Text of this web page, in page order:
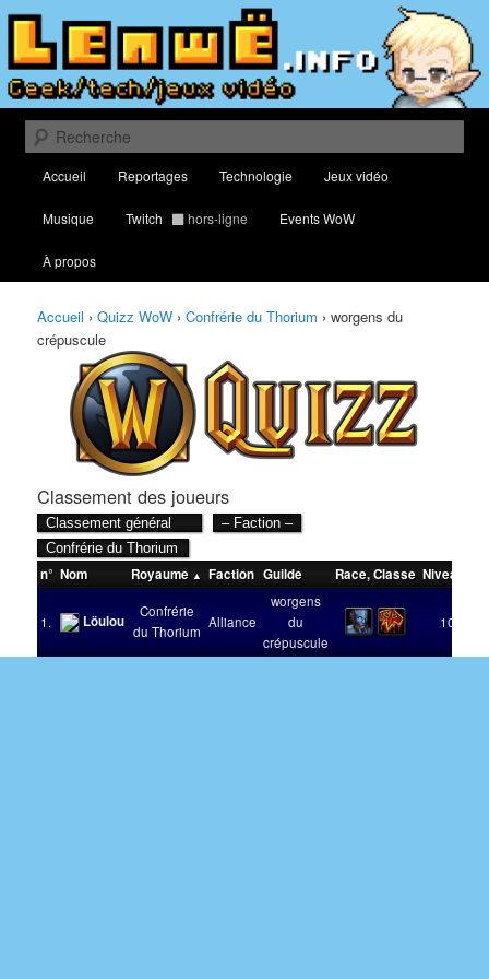
Aller
contenu
principal
Aller
contenu
secondaireLenwë – Culture geek, tech et jeux
vidéo
Classement des meilleurs joueurs au Quizz World of Warcraft
Recherche
principal
Accueil Reportages Technologie Jeux vidéo
Musique Twitch hors-ligne Events WoW
À propos
Accueil › Quizz WoW › Confrérie du Thorium › worgens du
crépuscule
Classement des joueurs
n° Nom Royaume Faction Guilde Race,Classe Niveau
1. Löulou
Confrérie
du Thorium
Alliance
worgens
du
crépuscule
100